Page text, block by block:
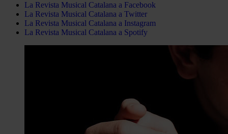
La Revista Musical Catalana a Facebook
La Revista Musical Catalana a Twitter
La Revista Musical Catalana a Instagram
La Revista Musical Catalana a Spotify